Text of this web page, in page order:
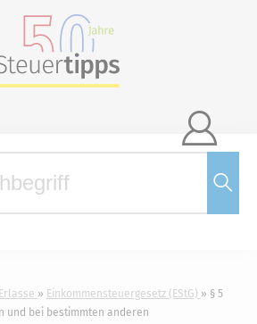

Einkommensteuergesetz (EStG)
§ 5
und bei bestimmten anderen